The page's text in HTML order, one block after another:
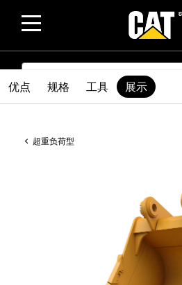
SEARCH
超重负荷型
优点 规格 工具 展示